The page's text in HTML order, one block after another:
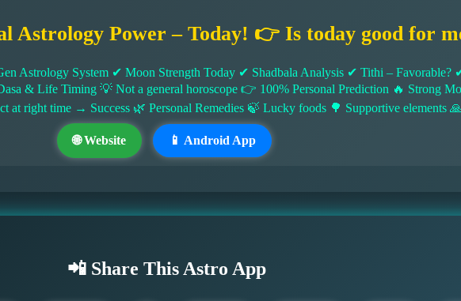
Astrology Power – Today! 👉 Is today good for
Astrology System ✔ Moon Strength Today ✔ Shadbala Analysis ✔ Tithi – Favorable?
& Life Timing 💡 Not a general horoscope 👉 100% Personal Prediction 🔥 Strong
at right time → Success 🌿 Personal Remedies 🍃 Lucky foods 🌳 Supportive elements
🌐 Website 📱 Android App
📲 Share This Astro App